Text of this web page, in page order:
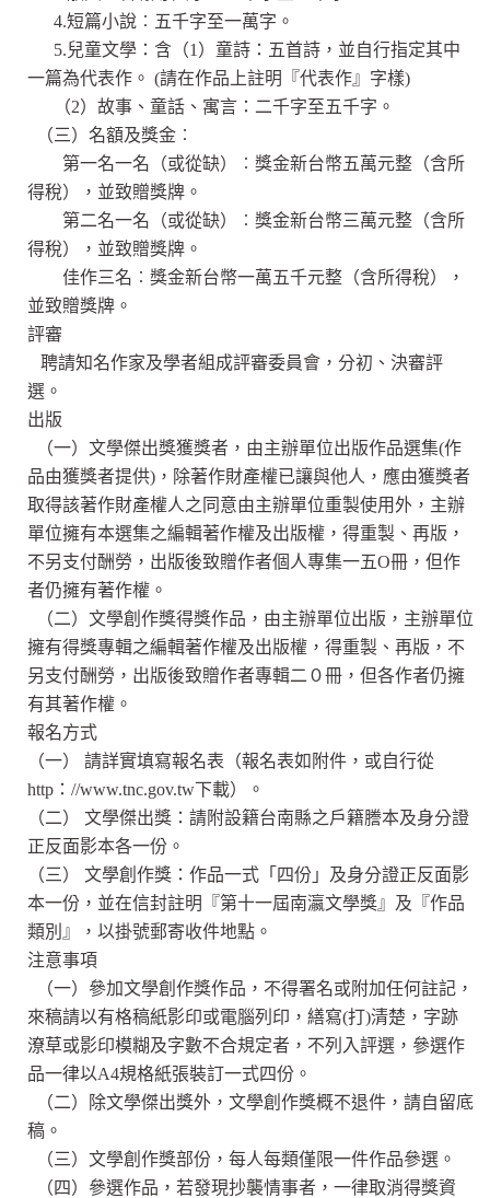
4.短篇小說︰五千字至一萬字。
5.兒童文學：含（1）童詩：五首詩，並自行指定其中
一篇為代表作。 (請在作品上註明『代表作』字樣)
（2）故事、童話、寓言：二千字至五千字。
（三）名額及獎金︰
第一名一名（或從缺）︰獎金新台幣五萬元整（含所
得稅），並致贈獎牌。
第二名一名（或從缺）︰獎金新台幣三萬元整（含所
得稅），並致贈獎牌。
佳作三名︰獎金新台幣一萬五千元整（含所得稅），
並致贈獎牌。
評審
聘請知名作家及學者組成評審委員會，分初、決審評
選。
出版
（一）文學傑出獎獲獎者，由主辦單位出版作品選集(作
品由獲獎者提供)，除著作財產權已讓與他人，應由獲獎者
取得該著作財產權人之同意由主辦單位重製使用外，主辦
單位擁有本選集之編輯著作權及出版權，得重製、再版，
不另支付酬勞，出版後致贈作者個人專集一五O冊，但作
者仍擁有著作權。
（二）文學創作獎得獎作品，由主辦單位出版，主辦單位
擁有得獎專輯之編輯著作權及出版權，得重製、再版，不
另支付酬勞，出版後致贈作者專輯二０冊，但各作者仍擁
有其著作權。
報名方式
（一）
請詳實填寫報名表（報名表如附件，或自行從
http：//www.tnc.gov.tw下載）。
（二）
文學傑出獎：請附設籍台南縣之戶籍謄本及身分證
正反面影本各一份。
（三）
文學創作獎：作品一式「四份」及身分證正反面影
本一份，並在信封註明『第十一屆南瀛文學獎』及『作品
類別』，以掛號郵寄收件地點。
注意事項
（一）參加文學創作獎作品，不得署名或附加任何註記，
來稿請以有格稿紙影印或電腦列印，繕寫(打)清楚，字跡
潦草或影印模糊及字數不合規定者，不列入評選，參選作
品一律以A4規格紙張裝訂一式四份。
（二）除文學傑出獎外，文學創作獎概不退件，請自留底
稿。
（三）文學創作獎部份，每人每類僅限一件作品參選。
（四）參選作品，若發現抄襲情事者，一律取消得獎資